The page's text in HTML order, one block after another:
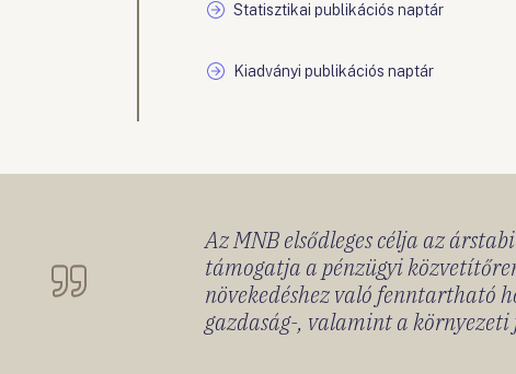
Statisztikai publikációs naptár
Kiadványi publikációs naptár
Az MNB elsődleges célja az
támogatja a pénzügyi
növekedéshez való fenntartható
gazdaság-, valamint a